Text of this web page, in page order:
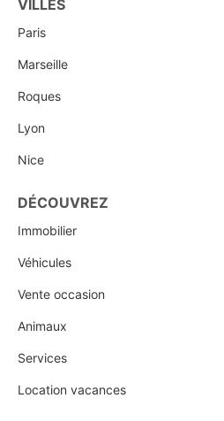
VILLES
Paris
Marseille
Roques
Lyon
Nice
DÉCOUVREZ
Immobilier
Véhicules
Vente occasion
Animaux
Services
Location vacances